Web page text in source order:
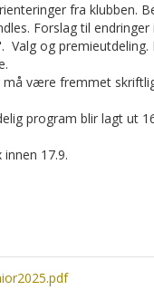
fra klubben.
Forslag til
Valg og
må være fremmet
program blir lagt ut
17.9.